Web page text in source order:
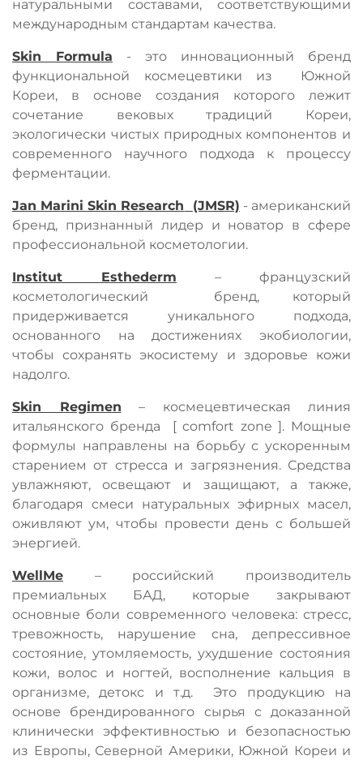
натуральными составами, соответствующими
международным стандартам качества.
Skin Formula - это инновационный бренд
функциональной космецевтики из
Южной
Кореи, в основе создания которого лежит
сочетание вековых традиций Кореи,
экологически чистых природных компонентов и
современного научного подхода к процессу
ферментации.
Jan Marini Skin Research (JMSR) - американский
бренд, признанный лидер и новатор в сфере
профессиональной косметологии.
Institut Esthederm – французский
косметологический
бренд, который
придерживается уникального подхода,
основанного на достижениях экобиологии,
чтобы сохранять экосистему и здоровье кожи
надолго.
Skin Regimen – космецевтическая линия
итальянского бренда
[ comfort zone ]. Мощные
формулы направлены на борьбу с ускоренным
старением от стресса и загрязнения. Средства
увлажняют, освещают и защищают, а также,
благодаря смеси натуральных эфирных масел,
оживляют ум, чтобы провести день с большей
энергией.
WellMe – российский производитель
премиальных БАД, которые закрывают
основные боли современного человека: стресс,
тревожность, нарушение сна, депрессивное
состояние, утомляемость, ухудшение состояния
кожи, волос и ногтей, восполнение кальция в
организме, детокс и т.д. Это продукцию на
основе брендированного сырья с доказанной
клинически эффективностью и безопасностью
из Европы, Северной Америки, Южной Кореи и